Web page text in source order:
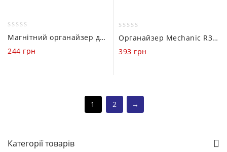
out
of
Магнітний органайзер для гвинтів Mechanic MS7
244 грн
out
of
Органайзер Mechanic R38 (Викрутки / Пінцети)
393 грн
1 2 →
Категорії товарів